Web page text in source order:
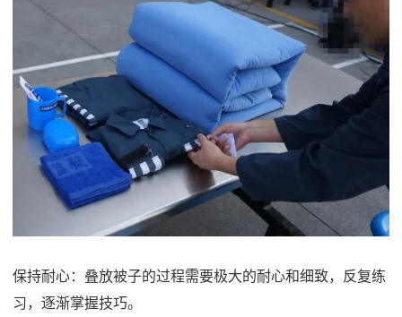
保持耐心：叠放被子的过程需要极大的耐心和细致，反复练
习，逐渐掌握技巧。